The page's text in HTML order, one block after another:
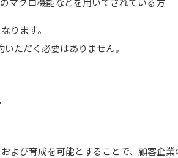
ります。
ただく必要はありません。
よび育成を可能とすることで、顧客企業